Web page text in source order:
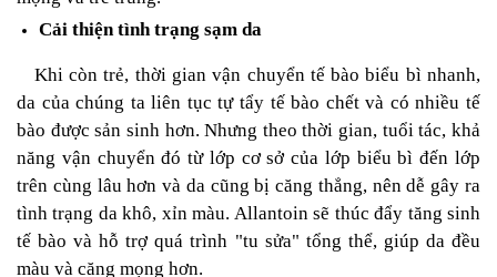
Cải thiện tình trạng sạm da
Khi còn trẻ, thời gian vận chuyển tế bào biểu bì nhanh,
da của chúng ta liên tục tự tẩy tế bào chết và có nhiều tế
bào được sản sinh hơn. Nhưng theo thời gian, tuổi tác, khả
năng vận chuyển đó từ lớp cơ sở của lớp biểu bì đến lớp
trên cùng lâu hơn và da cũng bị căng thẳng, nên dễ gây ra
tình trạng da khô, xỉn màu. Allantoin sẽ thúc đẩy tăng sinh
tế bào và hỗ trợ quá trình "tu sửa" tổng thể, giúp da đều
màu và căng mọng hơn.